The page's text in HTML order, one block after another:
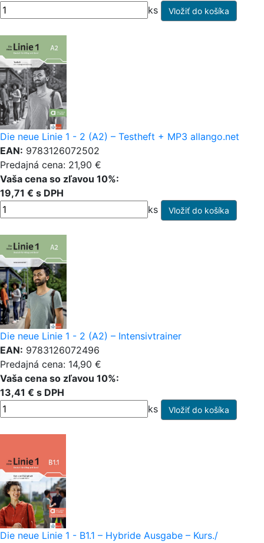
ks
Die neue Linie 1 - 2 (A2) – Testheft + MP3 allango.net
EAN: 9783126072502
Predajná cena: 21,90 €
Vaša cena so zľavou 10%:
19,71 € s DPH
ks
Die neue Linie 1 - 2 (A2) – Intensivtrainer
EAN: 9783126072496
Predajná cena: 14,90 €
Vaša cena so zľavou 10%:
13,41 € s DPH
ks
Die neue Linie 1 - B1.1 – Hybride Ausgabe – Kurs./